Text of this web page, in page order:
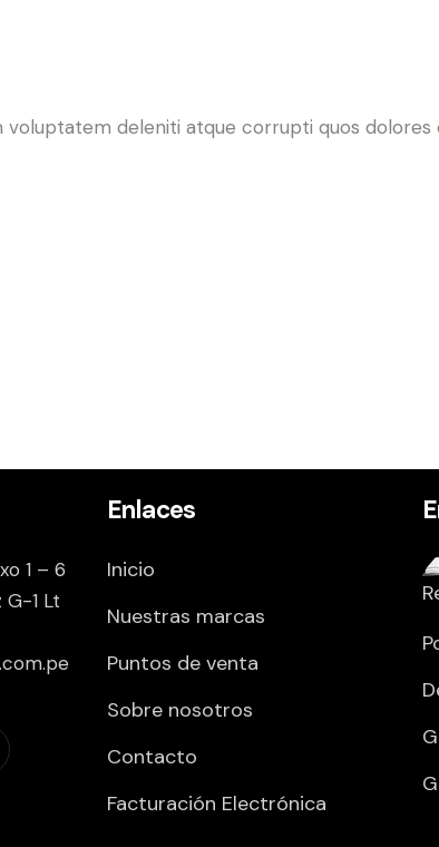
voluptatem deleniti atque corrupti quos
1 – 6
G-1 Lt
Enlaces
Inicio
Nuestras marcas
Puntos de venta
Sobre nosotros
Contacto
Facturación Electrónica